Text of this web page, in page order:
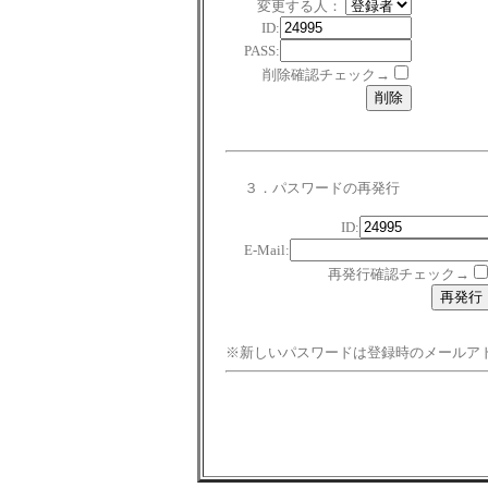
変更する人：
ID:
PASS:
削除確認チェック→
３．パスワードの再発行
ID:
E-Mail:
再発行確認チェック→
※新しいパスワードは登録時のメールア